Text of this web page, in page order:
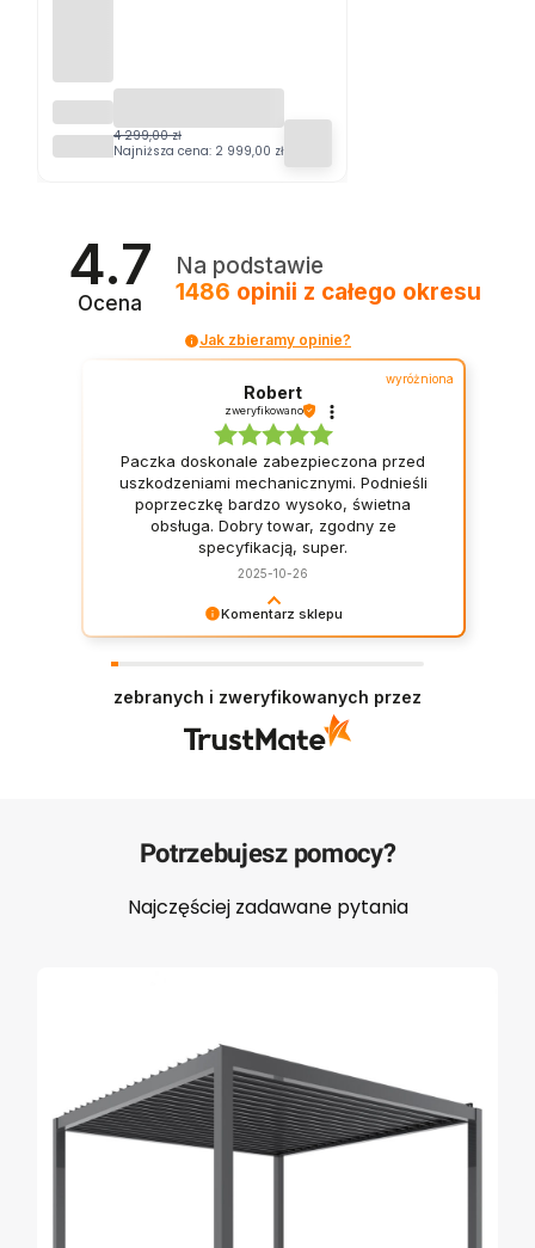
W
NIANY
CH
NAPA
DLA 6
ESTI&ESTA®4 299,00 zł
Najniższa cena: 2 999,00 zł
4.7
Ocena
Na podstawie
1486 opinii z całego okresu
Jak zbieramy opinie?
Komentarz sklepu
pozdrawiamy, Zespół Majowo
wyróżniona
Robert
zweryfikowano
Paczka doskonale zabezpieczona przed
uszkodzeniami mechanicznymi. Podnieśli
poprzeczkę bardzo wysoko, świetna
obsługa. Dobry towar, zgodny ze
specyfikacją, super.
2025-10-26
zebranych i zweryfikowanych przez
Potrzebujesz pomocy?
Najczęściej zadawane pytania